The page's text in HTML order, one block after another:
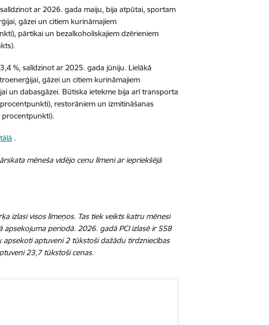
ar 2026. gada maiju, bija atpūtai, sportam
gāzei un citiem kurināmajiem
pārtikai un bezalkoholiskajiem dzērieniem
%, salīdzinot ar 2025. gada jūniju. Lielākā
gāzei un citiem kurināmajiem
un dabasgāzei. Būtiska ietekme bija arī transporta
restorāniem un izmitināšanas
procentpunkti).
.
mēneša vidējo cenu līmeni ar iepriekšējā
izlasi visos līmeņos. Tas tiek veikts katru mēnesi
periodā. 2026. gadā PCI izlasē ir 558
aptuveni 2 tūkstoši dažādu tirdzniecības
23,7 tūkstoši cenas.